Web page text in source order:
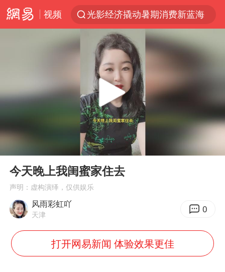
视频
光影经济撬动暑期消费新蓝海
白海豚将正面袭击贯穿浙江
杭州全市有序停课
《欢迎来龙餐馆》口碑
情侣平潭拍日出坠崖1死1伤
新疆优化调整景区内自驾服务费
宇树王兴兴被问了360多个问题
Play
今天晚上我闺蜜家住去
声明：虚构演绎，仅供娱乐
风雨彩虹吖
天津 0
打开网易新闻 体验效果更佳